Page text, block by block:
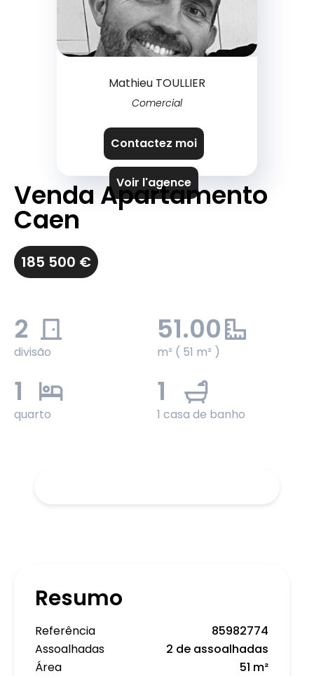
Mathieu TOULLIER
Comercial
Contactez moi
Voir l'agence
Venda Apartamento
Caen
185 500 €
2
divisão
51.00
m² ( 51 m² )
1
quarto
1
1 casa de banho
Resumo
Referência
85982774
Assoalhadas
2 de assoalhadas
Área
51 m²